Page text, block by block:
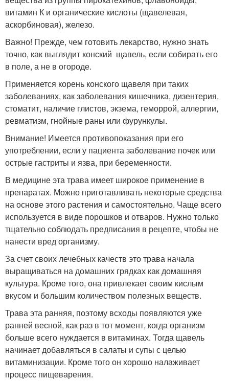
витамин К и органические кислоты (щавелевая,
аскорбиновая), железо.
Важно! Прежде, чем готовить лекарство, нужно знать
точно, как выглядит конский щавель, если собирать его
в поле, а не в огороде.
Применяется корень конского щавеля при таких
заболеваниях, как заболевания кишечника, дизентерия,
стоматит, наличие глистов, экзема, геморрой, аллергии,
ревматизм, гнойные раны или фурункулы.
Внимание! Имеется противопоказания при его
употреблении, если у пациента заболевание почек или
острые гастриты и язва, при беременности.
В медицине эта трава имеет широкое применение в
препаратах. Можно приготавливать некоторые средства
на основе этого растения и самостоятельно. Чаще всего
используется в виде порошков и отваров. Нужно только
тщательно соблюдать предписания в рецепте, чтобы не
нанести вред организму.
За счет своих лечебных качеств это трава начала
выращиваться на домашних грядках как домашняя
культура. Кроме того, она привлекает своим кислым
вкусом и большим количеством полезных веществ.
Трава эта ранняя, поэтому всходы появляются уже
ранней весной, как раз в тот момент, когда организм
больше всего нуждается в витаминах. Тогда щавель
начинает добавляться в салаты и супы с целью
витаминизации. Кроме того он хорошо налаживает
процесс пищеварения.